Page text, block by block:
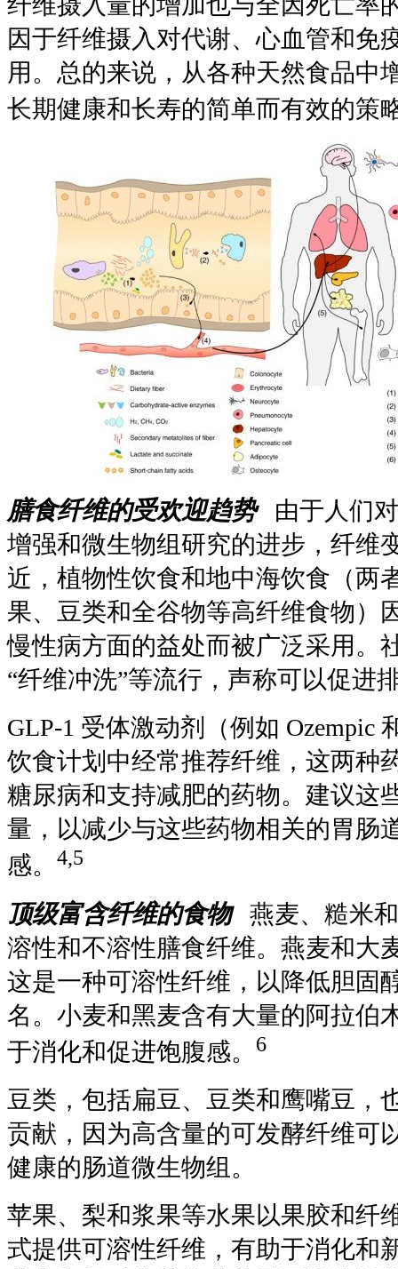
因于纤维摄入对代谢、心血管和免
用。总的来说，从各种天然食品中
长期健康和长寿的简单而有效的策
膳食纤维的受欢迎趋势由于人们对
增强和微生物组研究的进步，纤维
近，植物性饮食和地中海饮食（两
果、豆类和全谷物等高纤维食物）
慢性病方面的益处而被广泛采用。
“纤维冲洗”等流行，声称可以促进
GLP-1 受体激动剂（例如 Ozempic
饮食计划中经常推荐纤维，这两种
糖尿病和支持减肥的药物。建议这
量，以减少与这些药物相关的胃肠
感。 4,5
顶级富含纤维的食物燕麦、糙米和
溶性和不溶性膳食纤维。燕麦和大
这是一种可溶性纤维，以降低胆固
名。小麦和黑麦含有大量的阿拉伯
于消化和促进饱腹感。
6
豆类，包括扁豆、豆类和鹰嘴豆，
贡献，因为高含量的可发酵纤维可
健康的肠道微生物组。
苹果、梨和浆果等水果以果胶和纤
式提供可溶性纤维，有助于消化和